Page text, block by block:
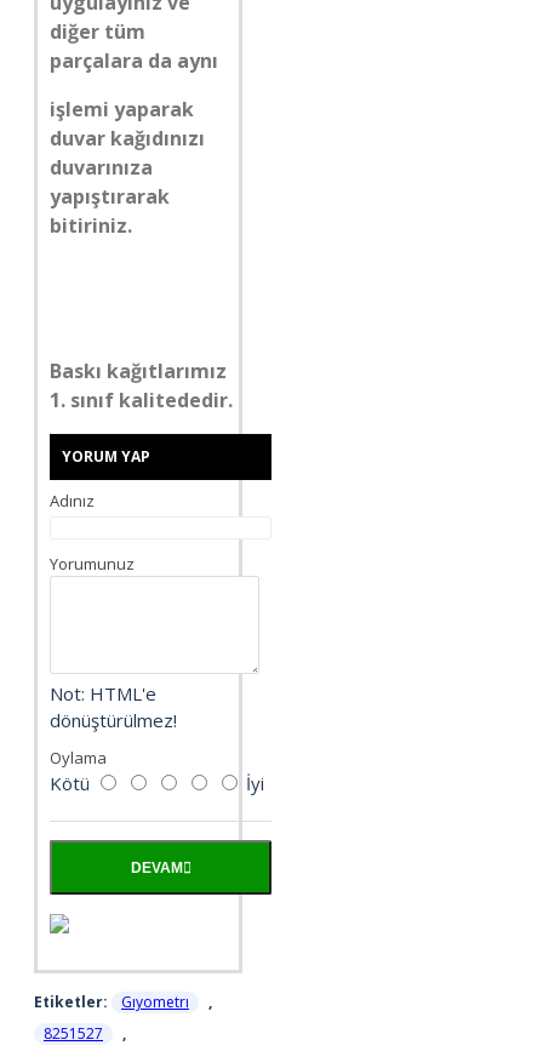
diğer tüm
parçalara da aynı
işlemi yaparak
duvar kağıdınızı
duvarınıza
yapıştırarak
bitiriniz.
Baskı kağıtlarımız
1. sınıf kalitededir.
YORUM YAP
Adınız
Yorumunuz
Not: HTML'e
dönüştürülmez!
Oylama
Kötü İyi
DEVAM
Etiketler: Gıyometrı
,
8251527
,